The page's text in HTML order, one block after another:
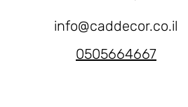
info@caddecor.co.il
0505664667